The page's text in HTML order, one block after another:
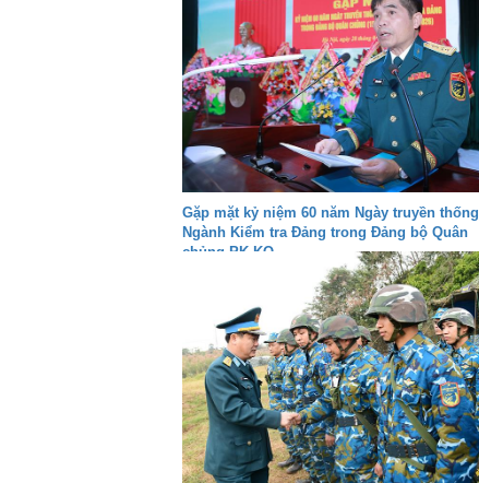
Gặp mặt kỷ niệm 60 năm Ngày truyền thống
Ngành Kiểm tra Đảng trong Đảng bộ Quân
chủng PK-KQ